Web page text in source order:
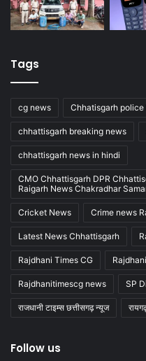
Tags
cg news Chhatisgarh
chhattisgarh breaking news
chhattisgarh news in hindi
CMO Chhattisgarh DPR
Raigarh News Chakradhar
Cricket News Crime news
Latest News Chhattisgarh
Rajdhani Times CG
Rajdhanitimescg news SP
राजधानी टाइम्स छत्तीसगढ़ न्यूज
Follow us